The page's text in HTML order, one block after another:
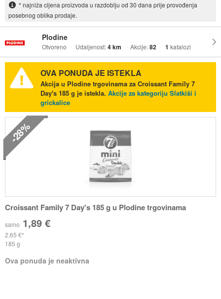
* najniža cijena proizvoda u razdoblju od 30 dana prije provođenja
posebnog oblika prodaje.
Plodine
Otvoreno Udaljenost:4 km Akcije:82 1 katalozi
OVA PONUDA JE ISTEKLA
Akcija u Plodine trgovinama za Croissant Family 7
Day's 185 g je istekla. Akcije za kategoriju Slatkiši i
grickalice
-28%
Croissant Family 7 Day's 185 g u Plodine trgovinama
samo 1,89 €
2,65 €
185 g
Ova ponuda je neaktivna